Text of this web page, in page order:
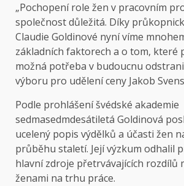
„Pochopení role žen v pracovním
společnost důležitá. Díky
Claudie Goldinové nyní víme
základních faktorech a o tom, které
možná potřeba v budoucnu
výboru pro udělení ceny Jakob
Podle prohlášeníšvédské akademie
sedmasedmdesátiletá Goldinová
ucelený popis výdělků a účasti žen
průběhu staletí. Její výzkum odhalil
hlavní zdroje přetrvávajících rozdílů
ženami na trhu práce.